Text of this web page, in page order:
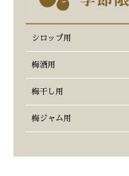
シロップ用
梅酒用
梅干し用
梅ジャム用